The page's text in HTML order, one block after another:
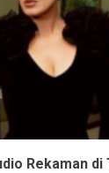
Rekaman di